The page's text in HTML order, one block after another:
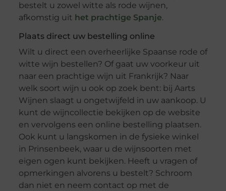
bestelt u zowel witte als rode wijnen,
afkomstig uit het prachtige Spanje.
Plaats direct uw bestelling online
Wilt u direct een overheerlijke Spaanse rode of
witte wijn bestellen? Of gaat uw voorkeur uit
naar een prachtige wijn uit Frankrijk? Naar
welk soort wijn u ook op zoek bent: bij Aarts
Wijnen slaagt u ongetwijfeld in uw aankoop. U
kunt de wijncollectie bekijken op de website
en vervolgens een online bestelling plaatsen.
Ook kunt u langskomen in de fysieke winkel
in Prinsenbeek, waar u de wijnsoorten met
eigen ogen kunt bekijken. Heeft u vragen of
opmerkingen alvorens u bestelt? Schroom
dan niet en neem contact op met de